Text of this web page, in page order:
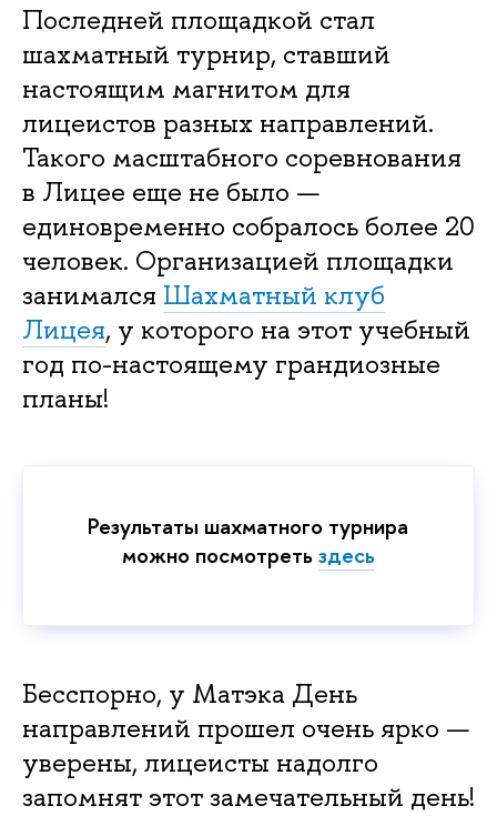
Последней площадкой стал
шахматный турнир, ставший
настоящим магнитом для
лицеистов разных направлений.
Такого масштабного соревнования
в Лицее еще не было —
единовременно собралось более 20
человек. Организацией площадки
занимался Шахматный клуб
Лицея, у которого на этот учебный
год по-настоящему грандиозные
планы!
Результаты шахматного турнира
можно посмотреть здесь
Бесспорно, у Матэка День
направлений прошел очень ярко —
уверены, лицеисты надолго
запомнят этот замечательный день!